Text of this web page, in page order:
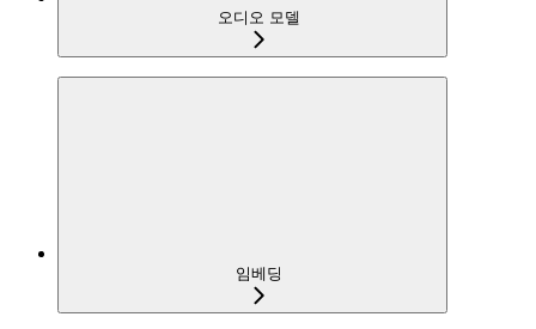
오디오 모델
임베딩